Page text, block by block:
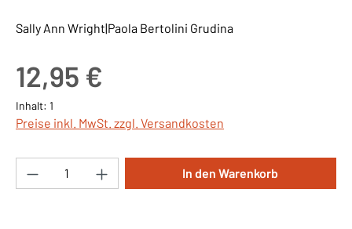
Sally Ann Wright|Paola Bertolini Grudina
12,95 €
Inhalt: 1
Preise inkl. MwSt. zzgl. Versandkosten
Produkt Anzahl: Gib den gewünschten
In den Warenkorb